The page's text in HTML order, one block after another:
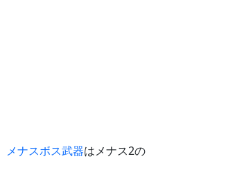
メナスボス武器はメナス2の